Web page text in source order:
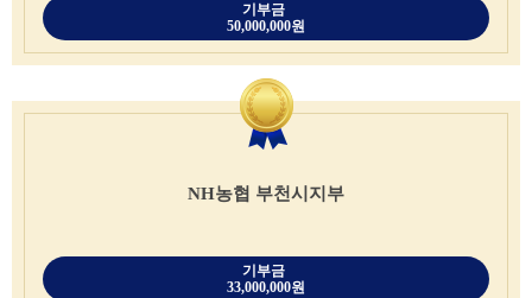
기부금
50,000,000원
NH농협 부천시지부
기부금
33,000,000원